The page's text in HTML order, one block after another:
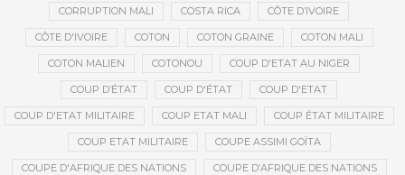
CORRUPTION MALI COSTA RICA CÔTE D’IVOIRE
CÔTE D'IVOIRE COTON COTON GRAINE COTON MALI
COTON MALIEN COTONOU COUP D'ETAT AU NIGER
COUP D’ÉTAT COUP D'ÉTAT COUP D'ETAT
COUP D'ETAT MILITAIRE COUP ETAT MALI COUP ÉTAT MILITAIRE
COUP ETAT MILITAIRE COUPE ASSIMI GOÏTA
COUPE D'AFRIQUE DES NATIONS COUPE D’AFRIQUE DES NATIONS